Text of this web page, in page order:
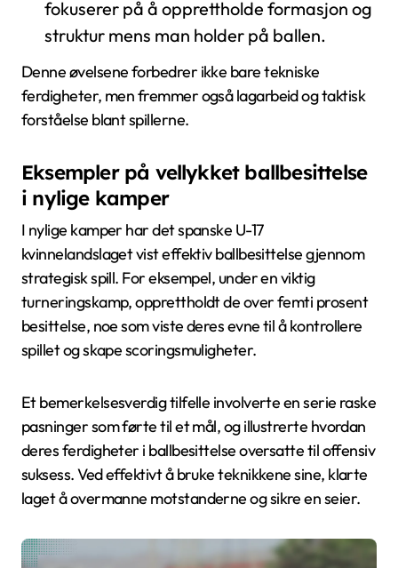
fokuserer på å opprettholde formasjon og
struktur mens man holder på ballen.
Denne øvelsene forbedrer ikke bare tekniske
ferdigheter, men fremmer også lagarbeid og taktisk
forståelse blant spillerne.
Eksempler på vellykket ballbesittelse
i nylige kamper
I nylige kamper har det spanske U-17
kvinnelandslaget vist effektiv ballbesittelse gjennom
strategisk spill. For eksempel, under en viktig
turneringskamp, opprettholdt de over femti prosent
besittelse, noe som viste deres evne til å kontrollere
spillet og skape scoringsmuligheter.
Et bemerkelsesverdig tilfelle involverte en serie raske
pasninger som førte til et mål, og illustrerte hvordan
deres ferdigheter i ballbesittelse oversatte til offensiv
suksess. Ved effektivt å bruke teknikkene sine, klarte
laget å overmanne motstanderne og sikre en seier.